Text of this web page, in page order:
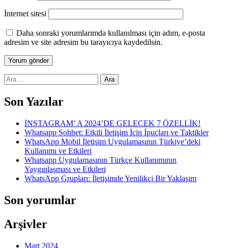
İnternet sitesi
Daha sonraki yorumlarımda kullanılması için adım, e-posta
adresim ve site adresim bu tarayıcıya kaydedilsin.
Arama:
Son Yazılar
İNSTAGRAM’ A 2024’DE GELECEK 7 ÖZELLİK!
Whatsapp Sohbet: Etkili İletişim İçin İpuçları ve Taktikler
WhatsApp Mobil İletişim Uygulamasının Türkiye’deki
Kullanımı ve Etkileri
Whatsapp Uygulamasının Türkçe Kullanımının
Yaygınlaşması ve Etkileri
WhatsApp Grupları: İletişimde Yenilikçi Bir Yaklaşım
Son yorumlar
Arşivler
Mart 2024